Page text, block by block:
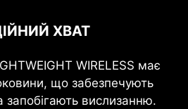
ХВАТ
WIRELESS має
що забезпечують
запобігають вислизанню.